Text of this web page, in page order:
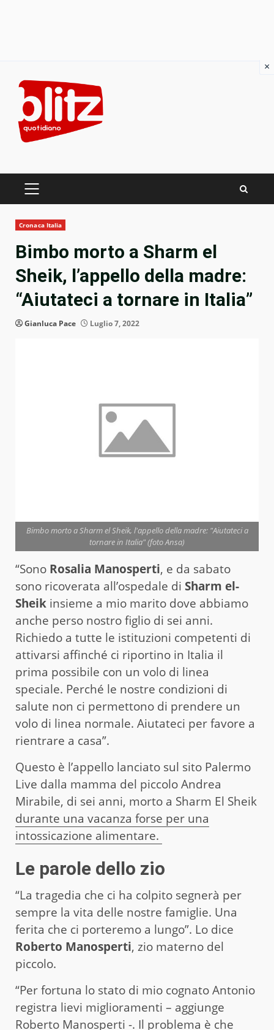
content
PRIMARY
Cronaca Italia
Bimbo morto a Sharm el
Sheik, l’appello della madre:
“Aiutateci a tornare in Italia”
Gianluca Pace Luglio 7, 2022
Bimbo morto a Sharm el Sheik, l'appello della madre: "Aiutateci a
tornare in Italia" (foto Ansa)
“Sono Rosalia Manosperti, e da sabato
sono ricoverata all’ospedale di Sharm el-
Sheik insieme a mio marito dove abbiamo
anche perso nostro figlio di sei anni.
Richiedo a tutte le istituzioni competenti di
attivarsi affinché ci riportino in Italia il
prima possibile con un volo di linea
speciale. Perché le nostre condizioni di
salute non ci permettono di prendere un
volo di linea normale. Aiutateci per favore a
rientrare a casa”.
Questo è l’appello lanciato sul sito Palermo
Live dalla mamma del piccolo Andrea
Mirabile, di sei anni, morto a Sharm El Sheik
durante una vacanza forse per una
intossicazione alimentare.
Le parole dello zio
“La tragedia che ci ha colpito segnerà per
sempre la vita delle nostre famiglie. Una
ferita che ci porteremo a lungo”. Lo dice
Roberto Manosperti, zio materno del
piccolo.
“Per fortuna lo stato di mio cognato Antonio
registra lievi miglioramenti – aggiunge
Roberto Manosperti -. Il problema è che
×